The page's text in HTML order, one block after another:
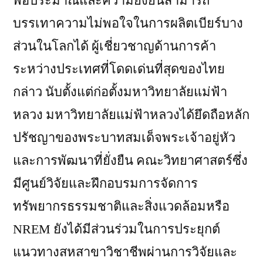
บรรเทาความไม่พอใจในการผลิตเบียร์บาง
ส่วนในโลกได้ ผู้เชี่ยวชาญด้านการค้า
ระหว่างประเทศที่โดดเด่นที่สุดของไทย
กล่าว นับตั้งแต่ก่อตั้งมหาวิทยาลัยแม่ฟ้า
หลวง มหาวิทยาลัยแม่ฟ้าหลวงได้ยึดถือหลัก
ปรัชญาของพระบาทสมเด็จพระเจ้าอยู่หัว
และการพัฒนาที่ยั่งยืน คณะวิทยาศาสตร์ซึ่ง
มีศูนย์วิจัยและฝึกอบรมการจัดการ
ทรัพยากรธรรมชาติและสิ่งแวดล้อมหรือ
NREM ยังได้มีส่วนร่วมในการประยุกต์
แนวทางสหสาขาวิชาชีพผ่านการวิจัยและ